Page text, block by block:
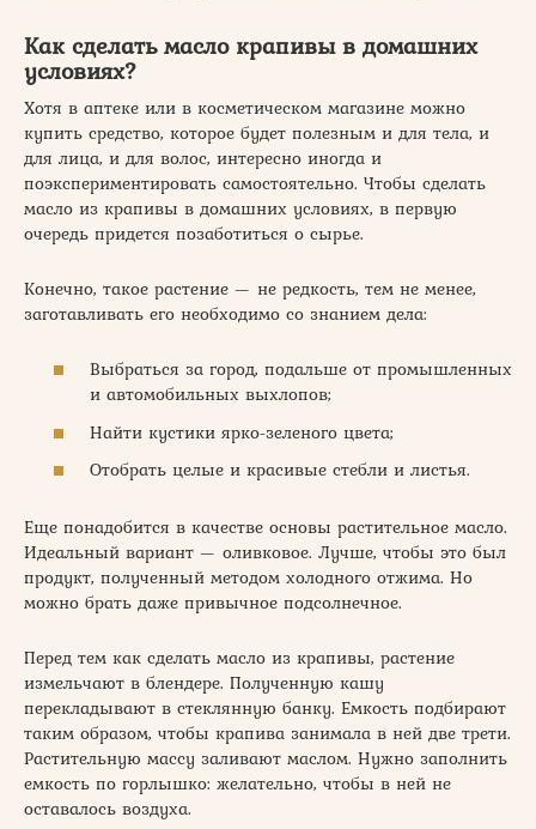
Как сделать масло крапивы в домашних
условиях?
Хотя в аптеке или в косметическом магазине можно
купить средство, которое будет полезным и для тела, и
для лица, и для волос, интересно иногда и
поэкспериментировать самостоятельно. Чтобы сделать
масло из крапивы в домашних условиях, в первую
очередь придется позаботиться о сырье.
Конечно, такое растение — не редкость, тем не менее,
заготавливать его необходимо со знанием дела:
Выбраться за город, подальше от промышленных
и автомобильных выхлопов;
Найти кустики ярко-зеленого цвета;
Отобрать целые и красивые стебли и листья.
Еще понадобится в качестве основы растительное масло.
Идеальный вариант — оливковое. Лучше, чтобы это был
продукт, полученный методом холодного отжима. Но
можно брать даже привычное подсолнечное.
Перед тем как сделать масло из крапивы, растение
измельчают в блендере. Полученную кашу
перекладывают в стеклянную банку. Емкость подбирают
таким образом, чтобы крапива занимала в ней две трети.
Растительную массу заливают маслом. Нужно заполнить
емкость по горлышко: желательно, чтобы в ней не
оставалось воздуха.